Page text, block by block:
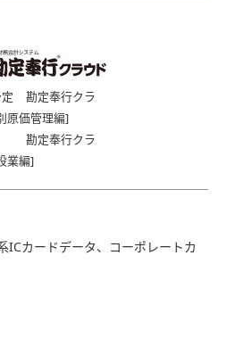
勘定奉行クラ
原価管理編]
勘定奉行クラ
業編]
ICカードデータ、コーポレートカ